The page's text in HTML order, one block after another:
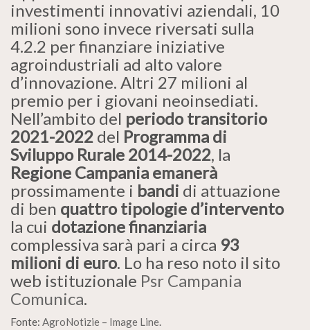
investimenti innovativi aziendali, 10
milioni sono invece riversati sulla
4.2.2 per finanziare iniziative
agroindustriali ad alto valore
d’innovazione. Altri 27 milioni al
premio per i giovani neoinsediati.
Nell’ambito del periodo transitorio
2021-2022 del Programma di
Sviluppo Rurale 2014-2022, la
Regione Campania emanerà
prossimamente i bandi di attuazione
di ben quattro tipologie d’intervento
la cui dotazione finanziaria
complessiva sarà pari a circa 93
milioni di euro. Lo ha reso noto il sito
web istituzionale Psr Campania
Comunica.
Fonte: AgroNotizie – Image Line.